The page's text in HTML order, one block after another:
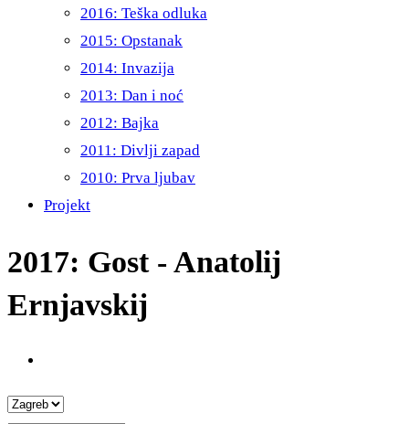
2016: Teška odluka
2015: Opstanak
2014: Invazija
2013: Dan i noć
2012: Bajka
2011: Divlji zapad
2010: Prva ljubav
Projekt
2017: Gost - Anatolij
Ernjavskij